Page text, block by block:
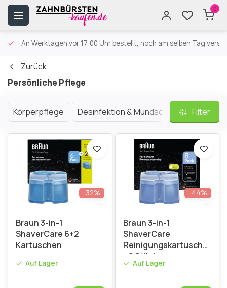
0
An Werktagen vor 17:00 Uhr bestellt, noch am selben Tag
Zurück
Persönliche Pflege
Körperpflege Desinfektion & Mundschutz Intimität
Filter
-32%
Braun 3-in-1
ShaverCare 6+2
Kartuschen
Auf Lager
-44%
Braun 3-in-1
ShaverCare
Reinigungskartuschen
- 8 Stück
Auf Lager